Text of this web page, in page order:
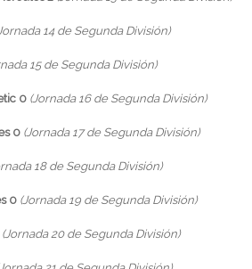
14 de Segunda División)
15 de Segunda División)
0 (Jornada 16 de Segunda División)
0 (Jornada 17 de Segunda División)
18 de Segunda División)
0 (Jornada 19 de Segunda División)
(Jornada 20 de Segunda División)